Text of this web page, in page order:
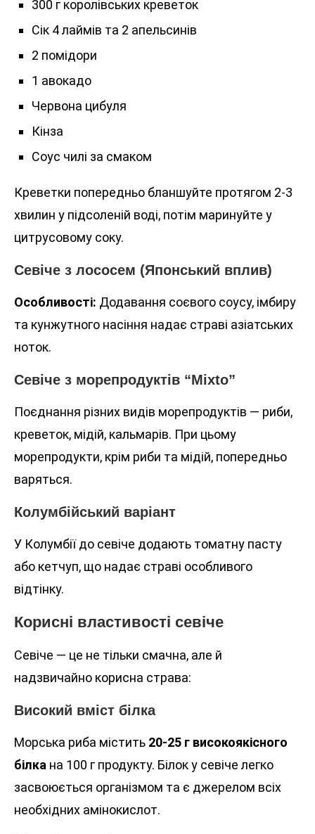
300 г королівських креветок
Сік 4 лаймів та 2 апельсинів
2 помідори
1 авокадо
Червона цибуля
Кінза
Соус чилі за смаком
Креветки попередньо бланшуйте протягом 2-3
хвилин у підсоленій воді, потім маринуйте у
цитрусовому соку.
Севіче з лососем (Японський вплив)
Особливості: Додавання соєвого соусу, імбиру
та кунжутного насіння надає страві азіатських
ноток.
Севіче з морепродуктів “Mixto”
Поєднання різних видів морепродуктів — риби,
креветок, мідій, кальмарів. При цьому
морепродукти, крім риби та мідій, попередньо
варяться.
Колумбійський варіант
У Колумбії до севіче додають томатну пасту
або кетчуп, що надає страві особливого
відтінку.
Корисні властивості севіче
Севіче — це не тільки смачна, але й
надзвичайно корисна страва:
Високий вміст білка
Морська риба містить 20-25 г високоякісного
білка на 100 г продукту. Білок у севіче легко
засвоюється організмом та є джерелом всіх
необхідних амінокислот.